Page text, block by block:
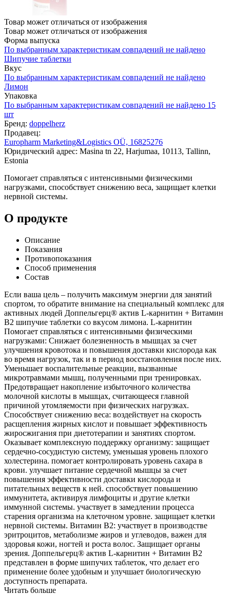
Товар может отличаться от изображения
Товар может отличаться от изображения
Форма выпуска
По выбранным характеристикам совпадений не найдено
Шипучие таблетки
Вкус
По выбранным характеристикам совпадений не найдено
Лимон
Упаковка
По выбранным характеристикам совпадений не найдено 15
шт
Бренд: doppelherz
Продавец:
Europharm Marketing&Logistics OÜ, 16825276
Юридический адрес: Masina tn 22, Harjumaa, 10113, Tallinn,
Estonia
Помогает справляться с интенсивными физическими
нагрузками, способствует снижению веса, защищает клетки
нервной системы.
О продукте
Описание
Показания
Противопоказания
Способ применения
Состав
Если ваша цель – получить максимум энергии для занятий
спортом, то обратите внимание на специальный комплекс для
активных людей Доппельгерц® актив L-карнитин + Витамин
В2 шипучие таблетки со вкусом лимона. L-карнитин
Помогает справляться с интенсивными физическими
нагрузками: Снижает болезненность в мышцах за счет
улучшения кровотока и повышения доставки кислорода как
во время нагрузок, так и в период восстановления после них.
Уменьшает воспалительные реакции, вызванные
микротравмами мышц, полученными при тренировках.
Предотвращает накопление избыточного количества
молочной кислоты в мышцах, считающееся главной
причиной утомляемости при физических нагрузках.
Способствует снижению веса: воздействует на скорость
расщепления жирных кислот и повышает эффективность
жиросжигания при диетотерапии и занятиях спортом.
Оказывает комплексную поддержку организму: защищает
сердечно-сосудистую систему, уменьшая уровень плохого
холестерина. помогает контролировать уровень сахара в
крови. улучшает питание сердечной мышцы за счет
повышения эффективности доставки кислорода и
питательных веществ к ней. способствует повышению
иммунитета, активируя лимфоциты и другие клетки
иммунной системы. участвует в замедлении процесса
старения организма на клеточном уровне. защищает клетки
нервной системы. Витамин B2: участвует в производстве
эритроцитов, метаболизме жиров и углеводов, важен для
здоровья кожи, ногтей и роста волос. Защищает органы
зрения. Доппельгерц® актив L-карнитин + Витамин В2
представлен в форме шипучих таблеток, что делает его
применение более удобным и улучшает биологическую
доступность препарата.
Читать больше